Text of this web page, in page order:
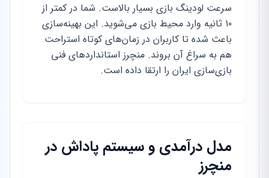
سرعت لودینگ بازی بسیار بالاست. شما در کمتر از
۱۰ ثانیه وارد محیط بازی می‌شوید. این بهینه‌سازی
باعث شده تا کاربران در زمان‌های کوتاه استراحت
هم به سراغ آن بروند. منچرز استانداردهای فنی
بازی‌سازی ایران را ارتقا داده است.
مدل درآمدی و سیستم پاداش در
منچرز